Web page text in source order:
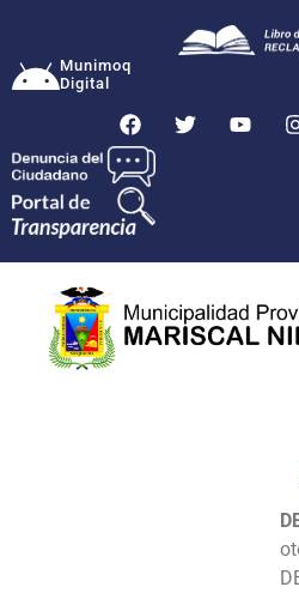
Munimoq
Digital